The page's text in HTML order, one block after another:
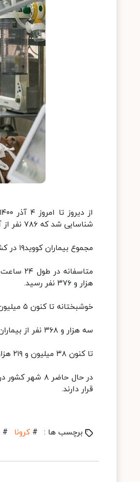
شناسایی شد که ۷۸۶ نفر از آنها بستری شدند.
مجموع بیماران کووید۱۹ در کشور به ۶ میلیون و ۹۷ هزار و ۶۷۲ نفر رسید.
هزار و ۳۷۶ نفر رسید.
خوشبختانه تا کنون ۵ میلیون و ۸۳۰ هزار و ۶۵۳ نفر از بیماران، بهبود یافته و یا از بیمارستان‌ها ترخیص شده‌اند.
سه هزار و ۳۶۸ نفر از بیماران مبتلا به کووید۱۹ در بخش های مراقبت های ویژه بیمارستان‌ها تحت مراقبت قرار دارند.
تا کنون ۳۸ میلیون و ۲۱۹ هزار و ۲۴۷ آزمایش تشخیص کووید۱۹ در کشور انجام شده است.
قرار دارند.
برچسب ها : # کرونا #